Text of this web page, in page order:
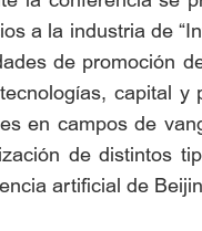
a la industria de
de promoción
capital y
en campos de
de distintos
artificial de